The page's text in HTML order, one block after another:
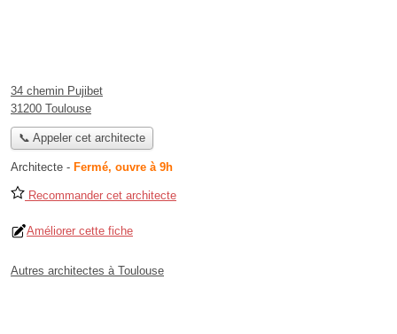
34 chemin Pujibet
31200 Toulouse
📞 Appeler cet architecte
Architecte - Fermé, ouvre à 9h
Recommander cet architecte
Améliorer cette fiche
Autres architectes à Toulouse